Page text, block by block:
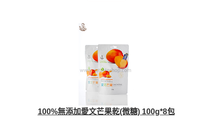
100%無添加愛文芒果乾(微糖) 100g*8包